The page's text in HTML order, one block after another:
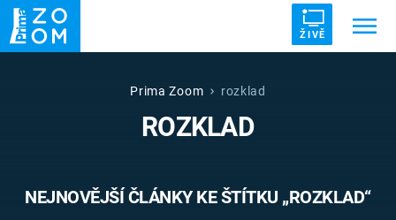
ŽIVĚ
UFO DRUHÁ SVĚTOVÁ VÁLKA
VETŘELCI DÁVNOVĚKU
Prima Zoom rozklad
ROZKLAD
NEJNOVĚJŠÍ ČLÁNKY KE ŠTÍTKU „ROZKLAD“